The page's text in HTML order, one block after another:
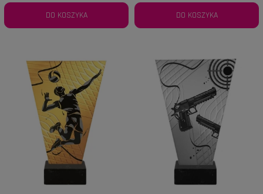
DO KOSZYKA DO KOSZYKA